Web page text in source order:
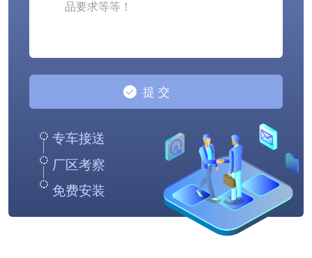
专车接送
厂区考察
免费安装